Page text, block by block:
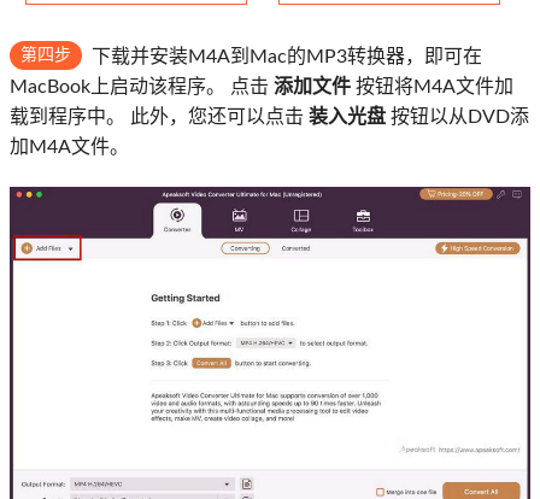
第四步
下载并安装M4A到Mac的MP3转换器，即可在
MacBook上启动该程序。 点击 添加文件 按钮将M4A文件加
载到程序中。 此外，您还可以点击 装入光盘 按钮以从DVD添
加M4A文件。